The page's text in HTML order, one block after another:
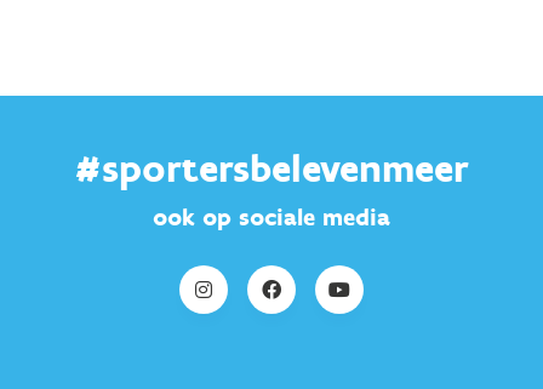
#sportersbelevenmeer
ook op sociale media